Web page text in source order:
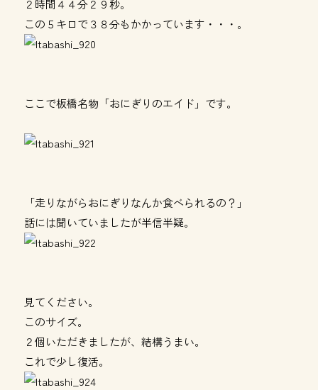
２時間４４分２９秒。
この５キロで３８分もかかっています・・・。
ここで板橋名物「おにぎりのエイド」です。
「走りながらおにぎりなんか食べられるの？」
話には聞いていましたが半信半疑。
見てください。
このサイズ。
２個いただきましたが、結構うまい。
これで少し復活。